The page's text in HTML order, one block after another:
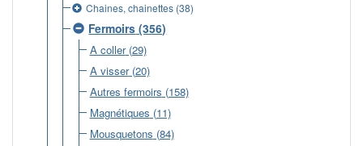
Chaines, chainettes(38)
Fermoirs (356)
A coller(29)
A visser(20)
Autres fermoirs (158)
Magnétiques (11)
Mousquetons (84)